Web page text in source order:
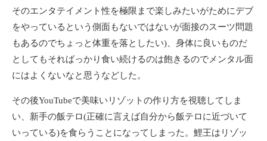
そのエンタテイメント性を極限まで楽しみたいがためにデブ
をやっているという側面もないではないが面接のスーツ問題
もあるのでちょっと体重を落としたい)、身体に良いものだ
としてもそればっかり食い続けるのは飽きるのでメンタル面
にはよくないなと思うなどした。
その後YouTubeで美味いリゾットの作り方を視聴してしま
い、新手の飯テロ(正確に言えば自分から飯テロに近づいて
いっている)を食らうことになってしまった。鯉王はリゾッ